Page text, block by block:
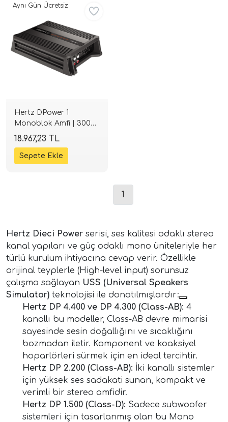
Arac Baslari)
Performans)
Hertz DPower 1
Monoblok Amfi | 300W
RMS @ 2 Ohm |
Kompakt Tasarım |
SPLHIFI
18.967,23 TL
Aynı Gün Ücretsiz
1
Hertz Dieci Power serisi, ses kalitesi odaklı stereo
kanal yapıları ve güç odaklı mono üniteleriyle her
türlü kurulum ihtiyacına cevap verir. Özellikle
orijinal teyplerle (High-level input) sorunsuz
çalışma sağlayan USS (Universal Speakers
Simulator) teknolojisi ile donatılmışlardır:
Hertz DP 4.400 ve DP 4.300 (Class-AB): 4
kanallı bu modeller, Class-AB devre mimarisi
sayesinde sesin doğallığını ve sıcaklığını
bozmadan iletir. Komponent ve koaksiyel
hoparlörleri sürmek için en ideal tercihtir.
Hertz DP 2.200 (Class-AB): İki kanallı sistemler
için yüksek ses sadakati sunan, kompakt ve
verimli bir stereo amfidir.
Hertz DP 1.500 (Class-D): Sadece subwoofer
sistemleri için tasarlanmış olan bu Mono